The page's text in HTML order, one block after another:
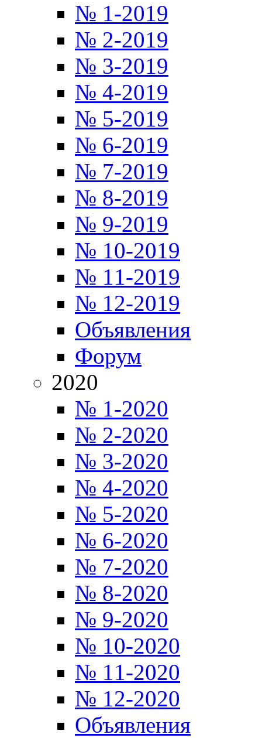
№ 1-2019
№ 2-2019
№ 3-2019
№ 4-2019
№ 5-2019
№ 6-2019
№ 7-2019
№ 8-2019
№ 9-2019
№ 10-2019
№ 11-2019
№ 12-2019
Объявления
Форум
2020
№ 1-2020
№ 2-2020
№ 3-2020
№ 4-2020
№ 5-2020
№ 6-2020
№ 7-2020
№ 8-2020
№ 9-2020
№ 10-2020
№ 11-2020
№ 12-2020
Объявления